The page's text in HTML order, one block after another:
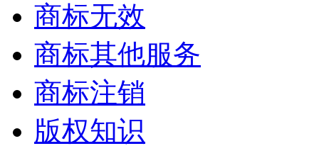
商标无效
商标其他服务
商标注销
版权知识